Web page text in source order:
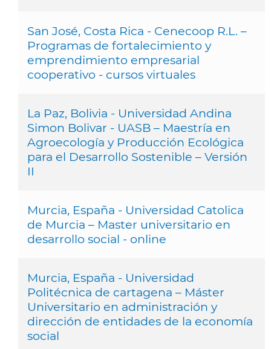
San José, Costa Rica - Cenecoop R.L. –
Programas de fortalecimiento y
emprendimiento empresarial
cooperativo - cursos virtuales
La Paz, Bolivia - Universidad Andina
Simon Bolivar - UASB – Maestría en
Agroecología y Producción Ecológica
para el Desarrollo Sostenible – Versión
II
Murcia, España - Universidad Catolica
de Murcia – Master universitario en
desarrollo social - online
Murcia, España - Universidad
Politécnica de cartagena – Máster
Universitario en administración y
dirección de entidades de la economía
social